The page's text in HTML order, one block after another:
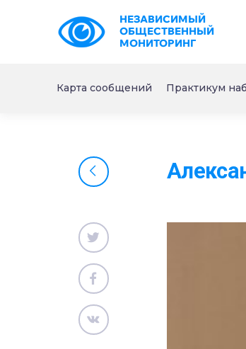
НЕЗАВИСИМЫЙ
ОБЩЕСТВЕННЫЙ
МОНИТОРИНГ
Карта сообщений Практикум